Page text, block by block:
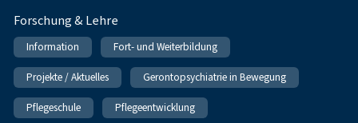
Forschung & Lehre
Information Fort- und Weiterbildung
Projekte / Aktuelles Gerontopsychiatrie in Bewegung
Pflegeschule Pflegeentwicklung